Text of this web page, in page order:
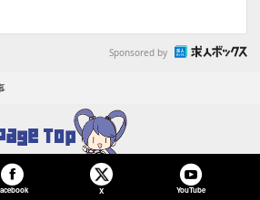
Sponsored by
X YouTube